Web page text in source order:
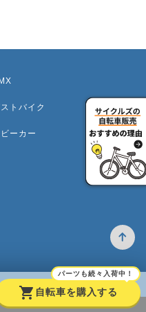
shopping_cart
パーツも続々入荷中！
自転車を購入する
ストバイク
ーカー